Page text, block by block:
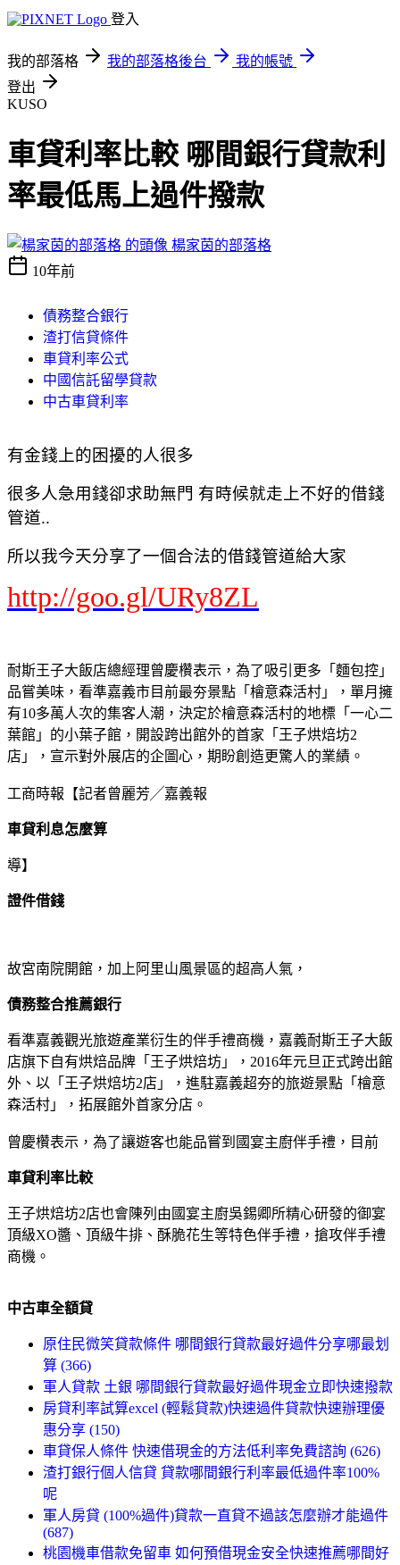
登入
我的部落格 我的部落格後台
我的帳號
登出
KUSO
車貸利率比較 哪間銀行貸款利
率最低馬上過件撥款
楊家茵的部落格
10年前
債務整合銀行
渣打信貸條件
車貸利率公式
中國信託留學貸款
中古車貸利率
有金錢上的困擾的人很多
很多人急用錢卻求助無門 有時候就走上不好的借錢
管道..
所以我今天分享了一個合法的借錢管道給大家
http://goo.gl/URy8ZL
耐斯王子大飯店總經理曾慶欑表示，為了吸引更多「麵包控」
品嘗美味，看準嘉義市目前最夯景點「檜意森活村」，單月擁
有10多萬人次的集客人潮，決定於檜意森活村的地標「一心二
葉館」的小葉子館，開設跨出館外的首家「王子烘焙坊2
店」，宣示對外展店的企圖心，期盼創造更驚人的業績。
工商時報【記者曾麗芳╱嘉義報
車貸利息怎麼算
導】
證件借錢
故宮南院開館，加上阿里山風景區的超高人氣，
債務整合推薦銀行
看準嘉義觀光旅遊產業衍生的伴手禮商機，嘉義耐斯王子大飯
店旗下自有烘焙品牌「王子烘焙坊」，2016年元旦正式跨出館
外、以「王子烘焙坊2店」，進駐嘉義超夯的旅遊景點「檜意
森活村」，拓展館外首家分店。
曾慶欑表示，為了讓遊客也能品嘗到國宴主廚伴手禮，目前
車貸利率比較
王子烘焙坊2店也會陳列由國宴主廚吳錫卿所精心研發的御宴
頂級XO醬、頂級牛排、酥脆花生等特色伴手禮，搶攻伴手禮
商機。
中古車全額貸
原住民微笑貸款條件 哪間銀行貸款最好過件分享哪最划
算 (366)
軍人貸款 土銀 哪間銀行貸款最好過件現金立即快速撥款
房貸利率試算excel (輕鬆貸款)快速過件貸款快速辦理優
惠分享 (150)
車貸保人條件 快速借現金的方法低利率免費諮詢 (626)
渣打銀行個人信貸 貸款哪間銀行利率最低過件率100%
呢
軍人房貸 (100%過件)貸款一直貸不過該怎麼辦才能過件
(687)
桃園機車借款免留車 如何預借現金安全快速推薦哪間好